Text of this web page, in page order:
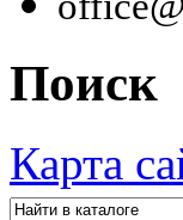
Поиск
Карта